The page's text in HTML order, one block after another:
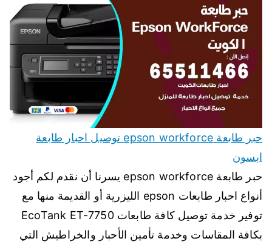
حبر طابعة epson workforce توصيل احبار طابعة
ابسون
حبر طابعة epson workforce يسرنا أن نقدم لكم أجود
أنواع احبار طابعات epson الليزرية أو القديمة منها مع
توفير خدمة توصيل كافة طابعات EcoTank ET-7750
بكافة المقاسات وخدمة تأمين الأحبار والخراطيش التي